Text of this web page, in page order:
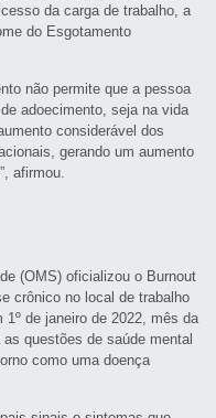
da carga de trabalho, a
do Esgotamento
não permite que a pessoa
adoecimento, seja na vida
considerável dos
gerando um aumento
afirmou.
(OMS) oficializou o Burnout
crônico no local de trabalho
de janeiro de 2022, mês da
as questões de saúde mental
como uma doença